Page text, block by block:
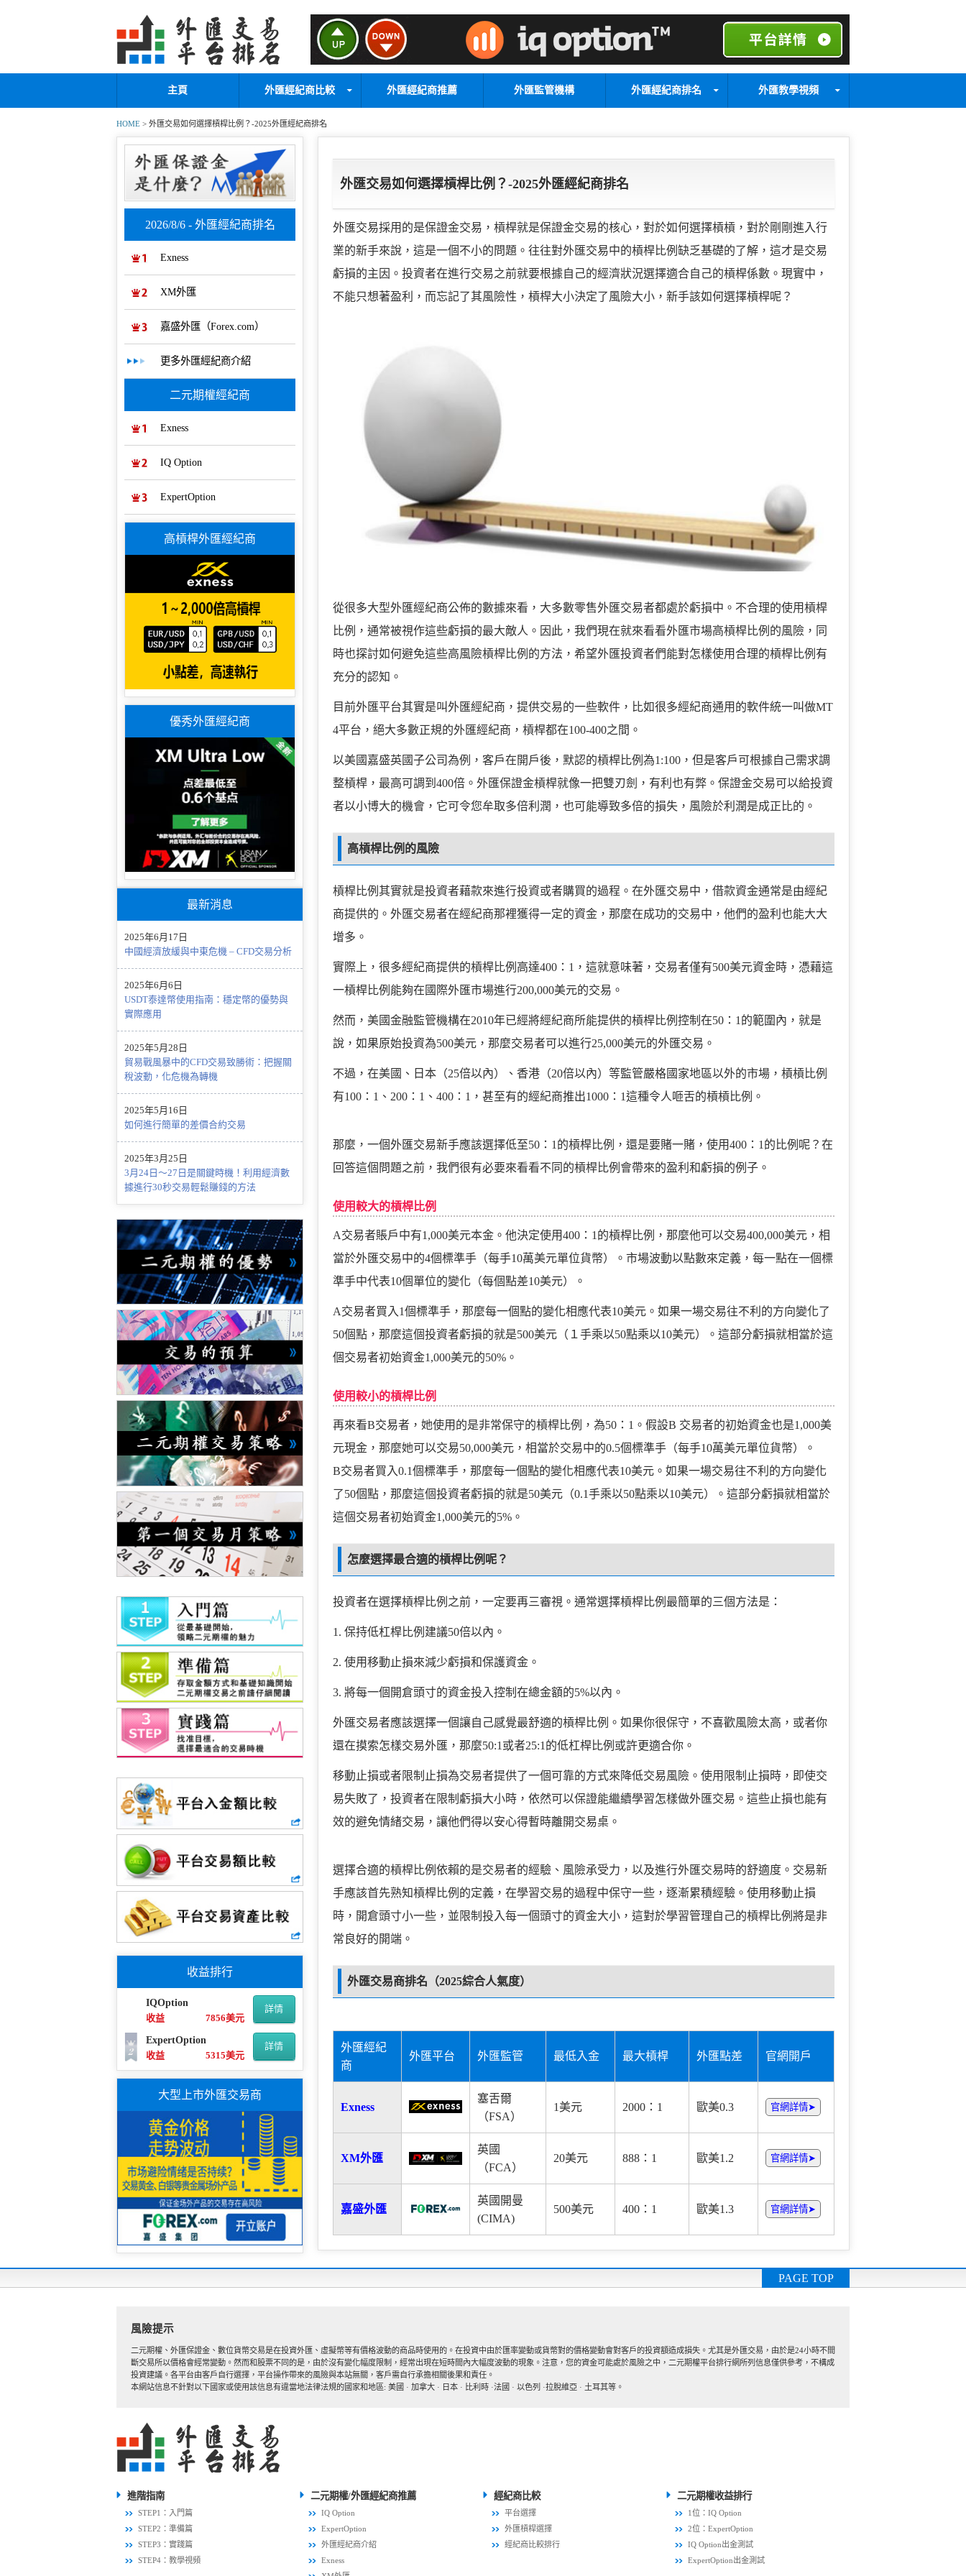
主頁 外匯經紀商比較 外匯經紀商推薦 外匯監管機構 外匯經紀商排名 外匯教學視頻
HOME > 外匯交易如何選擇槓桿比例？-2025外匯經紀商排名
外匯交易如何選擇槓桿比例？-2025外匯經紀商排名
外匯交易採用的是保證金交易，槓桿就是保證金交易的核心，對於如何選擇槓槓，對於剛剛進入行
業的新手來說，這是一個不小的問題。往往對外匯交易中的槓桿比例缺乏基礎的了解，這才是交易
虧損的主因。投資者在進行交易之前就要根據自己的經濟狀況選擇適合自己的槓桿係數。現實中，
不能只想著盈利，而忘記了其風險性，槓桿大小決定了風險大小，新手該如何選擇槓桿呢？
從很多大型外匯經紀商公佈的數據來看，大多數零售外匯交易者都處於虧損中。不合理的使用槓桿
比例，通常被視作這些虧損的最大敵人。因此，我們現在就來看看外匯市場高槓桿比例的風險，同
時也探討如何避免這些高風險槓桿比例的方法，希望外匯投資者們能對怎樣使用合理的槓桿比例有
充分的認知。
目前外匯平台其實是叫外匯經紀商，提供交易的一些軟件，比如很多經紀商通用的軟件統一叫做MT
4平台，絕大多數正規的外匯經紀商，槓桿都在100-400之間。
以美國嘉盛英國子公司為例，客戶在開戶後，默認的槓桿比例為1:100，但是客戶可根據自己需求調
整槓桿，最高可調到400倍。外匯保證金槓桿就像一把雙刃劍，有利也有弊。保證金交易可以給投資
者以小博大的機會，它可令您牟取多倍利潤，也可能導致多倍的損失，風險於利潤是成正比的。
高槓桿比例的風險
槓桿比例其實就是投資者藉款來進行投資或者購買的過程。在外匯交易中，借款資金通常是由經紀
商提供的。外匯交易者在經紀商那裡獲得一定的資金，那麼在成功的交易中，他們的盈利也能大大
增多。
實際上，很多經紀商提供的槓桿比例高達400：1，這就意味著，交易者僅有500美元資金時，憑藉這
一槓桿比例能夠在國際外匯市場進行200,000美元的交易。
然而，美國金融監管機構在2010年已經將經紀商所能提供的槓桿比例控制在50：1的範圍內，就是
說，如果原始投資為500美元，那麼交易者可以進行25,000美元的外匯交易。
不過，在美國、日本（25倍以內）、香港（20倍以內）等監管嚴格國家地區以外的市場，槓槓比例
有100：1、200：1、400：1，甚至有的經紀商推出1000：1這種令人咂舌的槓槓比例。
那麼，一個外匯交易新手應該選擇低至50：1的槓桿比例，還是要賭一賭，使用400：1的比例呢？在
回答這個問題之前，我們很有必要來看看不同的槓桿比例會帶來的盈利和虧損的例子。
使用較大的槓桿比例
A交易者賬戶中有1,000美元本金。他決定使用400：1的槓桿比例，那麼他可以交易400,000美元，相
當於外匯交易中的4個標準手（每手10萬美元單位貨幣）。市場波動以點數來定義，每一點在一個標
準手中代表10個單位的變化（每個點差10美元）。
A交易者買入1個標準手，那麼每一個點的變化相應代表10美元。如果一場交易往不利的方向變化了
50個點，那麼這個投資者虧損的就是500美元（１手乘以50點乘以10美元）。這部分虧損就相當於這
個交易者初始資金1,000美元的50%。
使用較小的槓桿比例
再來看B交易者，她使用的是非常保守的槓桿比例，為50：1。假設B 交易者的初始資金也是1,000美
元現金，那麼她可以交易50,000美元，相當於交易中的0.5個標準手（每手10萬美元單位貨幣）。
B交易者買入0.1個標準手，那麼每一個點的變化相應代表10美元。如果一場交易往不利的方向變化
了50個點，那麼這個投資者虧損的就是50美元（0.1手乘以50點乘以10美元）。這部分虧損就相當於
這個交易者初始資金1,000美元的5%。
怎麼選擇最合適的槓桿比例呢？
投資者在選擇槓桿比例之前，一定要再三審視。通常選擇槓桿比例最簡單的三個方法是：
1. 保持低杠桿比例建議50倍以內。
2. 使用移動止損來減少虧損和保護資金。
3. 將每一個開倉頭寸的資金投入控制在總金額的5%以內。
外匯交易者應該選擇一個讓自己感覺最舒適的槓桿比例。如果你很保守，不喜歡風險太高，或者你
還在摸索怎樣交易外匯，那麼50:1或者25:1的低杠桿比例或許更適合你。
移動止損或者限制止損為交易者提供了一個可靠的方式來降低交易風險。使用限制止損時，即使交
易失敗了，投資者在限制虧損大小時，依然可以保證能繼續學習怎樣做外匯交易。這些止損也能有
效的避免情緒交易，讓他們得以安心得暫時離開交易桌。
選擇合適的槓桿比例依賴的是交易者的經驗、風險承受力，以及進行外匯交易時的舒適度。交易新
手應該首先熟知槓桿比例的定義，在學習交易的過程中保守一些，逐漸累積經驗。使用移動止損
時，開倉頭寸小一些，並限制投入每一個頭寸的資金大小，這對於學習管理自己的槓桿比例將是非
常良好的開端。
外匯交易商排名（2025綜合人氣度）
外匯經紀
商
外匯平台 外匯監管 最低入金 最大槓桿 外匯點差 官網開戶
Exness
塞舌爾
（FSA）
1美元 2000：1 歐美0.3 官網詳情➤
XM外匯
英國
（FCA）
20美元 888：1 歐美1.2 官網詳情➤
嘉盛外匯
英國開曼
(CIMA)
500美元 400：1 歐美1.3 官網詳情➤
2026/8/6 - 外匯經紀商排名
Exness
XM外匯
嘉盛外匯（Forex.com）
更多外匯經紀商介紹
二元期權經紀商
Exness
IQ Option
ExpertOption
高槓桿外匯經紀商
優秀外匯經紀商
最新消息
2025年6月17日
中國經濟放緩與中東危機 – CFD交易分析
2025年6月6日
USDT泰達幣使用指南：穩定幣的優勢與
實際應用
2025年5月28日
貿易戰風暴中的CFD交易致勝術：把握關
稅波動，化危機為轉機
2025年5月16日
如何進行簡單的差價合約交易
2025年3月25日
3月24日～27日是關鍵時機！利用經濟數
據進行30秒交易輕鬆賺錢的方法
收益排行
IQOption
收益
7856美元
詳情
ExpertOption
收益
5315美元
詳情
大型上市外匯交易商
PAGE TOP
風險提示
二元期權、外匯保證金、數位貨幣交易是在投資外匯、虛擬幣等有價格波動的商品時使用的。在投資中由於匯率變動或貨幣對的價格變動會對客戶的投資額造成損失。尤其是外匯交易，由於是24小時不間
斷交易所以價格會經常變動。然而和股票不同的是，由於沒有變化幅度限制，經常出現在短時間內大幅度波動的現象。注意，您的資金可能處於風險之中，二元期權平台排行網所列信息僅供參考，不構成
投資建議。各平台由客戶自行選擇，平台操作帶來的風險與本站無關，客戶需自行承擔相關後果和責任。
本網站信息不針對以下國家或使用該信息有違當地法律法規的國家和地區: 美國 · 加拿大 · 日本 · 比利時 ·法國 · 以色列 ·拉脫維亞 · 土耳其等。
進階指南
STEP1：入門篇
STEP2：準備篇
STEP3：實踐篇
STEP4：教學視頻
二元期權/外匯經紀商推薦
IQ Option
ExpertOption
外匯經紀商介紹
Exness
經紀商比較
平台選擇
外匯槓桿選擇
經紀商比較排行
二元期權收益排行
1位：IQ Option
2位：ExpertOption
IQ Option出金測試
ExpertOption出金測試